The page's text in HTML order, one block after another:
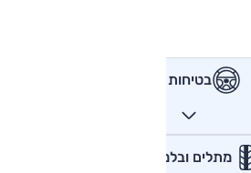
בטיחות
מתלים ובלמים